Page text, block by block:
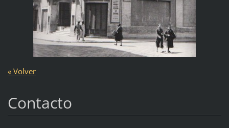
« Volver
Contacto